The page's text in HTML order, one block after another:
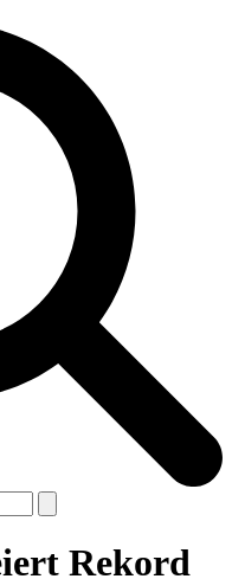
Rekord